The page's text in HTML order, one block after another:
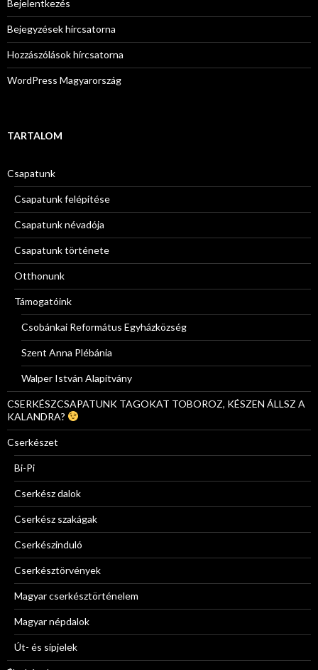
Bejelentkezés
Bejegyzések hírcsatorna
Hozzászólások hírcsatorna
WordPress Magyarország
TARTALOM
Csapatunk
Csapatunk felépítése
Csapatunk névadója
Csapatunk története
Otthonunk
Támogatóink
Csobánkai Református Egyházközség
Szent Anna Plébánia
Walper István Alapítvány
CSERKÉSZCSAPATUNK TAGOKAT TOBOROZ, KÉSZEN ÁLLSZ A
KALANDRA?
Cserkészet
Bi-Pi
Cserkész dalok
Cserkész szakágak
Cserkészinduló
Cserkésztörvények
Magyar cserkésztörténelem
Magyar népdalok
Út- és sípjelek